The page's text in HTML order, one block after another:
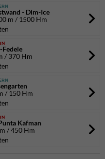
- Dim-Ice
m / 1500 Hm
Fedele
/ 370 Hm
/ 150 Hm
Kafman
/ 450 Hm